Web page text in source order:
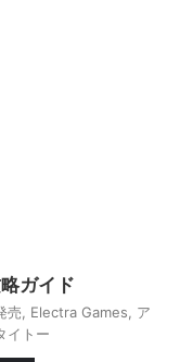
ガイド
売 Electra Games
ア
イトー